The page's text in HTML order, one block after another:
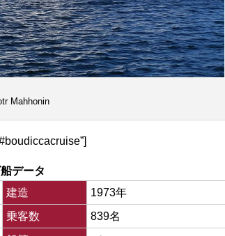
Mahhonin
データ
建造
1973年
乗客数
839名